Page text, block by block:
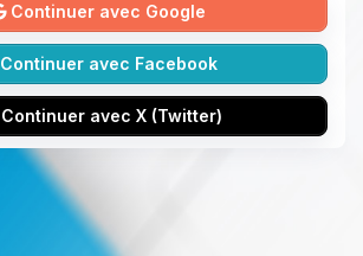
Continuer avec Google
Continuer avec Facebook
Continuer avec X (Twitter)